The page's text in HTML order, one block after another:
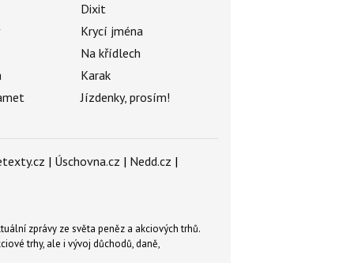
Dixit
Krycí jména
Na křídlech
Karak
Jízdenky, prosím!
| Úschovna.cz | Nedd.cz |
zprávy ze světa peněz a akciových trhů.
trhy, ale i vývoj důchodů, daně,